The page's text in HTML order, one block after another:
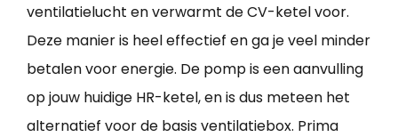
ventilatielucht en verwarmt de CV-ketel voor.
Deze manier is heel effectief en ga je veel minder
betalen voor energie. De pomp is een aanvulling
op jouw huidige HR-ketel, en is dus meteen het
alternatief voor de basis ventilatiebox. Prima